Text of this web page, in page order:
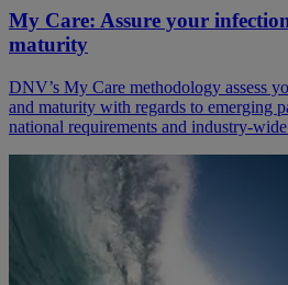
My Care: Assure your
maturity
DNV’s My Care methodology assess
and maturity with regards to emerging
national requirements and industry-